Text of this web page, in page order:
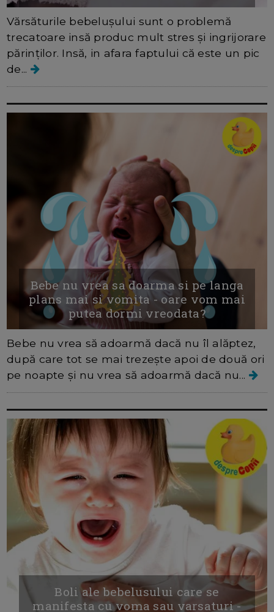
Vărsăturile bebelușului sunt o problemă
trecatoare insă produc mult stres și ingrijorare
părinților. Insă, in afara faptului că este un pic
de...
Bebe nu vrea sa doarma si pe langa
plans mai si vomita - oare vom mai
putea dormi vreodata?
Bebe nu vrea să adoarmă dacă nu îl alăptez,
după care tot se mai trezește apoi de două ori
pe noapte și nu vrea să adoarmă dacă nu...
Boli ale bebelusului care se
manifesta cu voma sau varsaturi -